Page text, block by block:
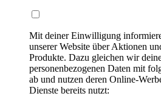
Mit deiner Einwilligung
unserer Website über Aktionen
Produkte. Dazu gleichen wir
personenbezogenen Daten mit
ab und nutzen deren Online-
Dienste bereits nutzt: